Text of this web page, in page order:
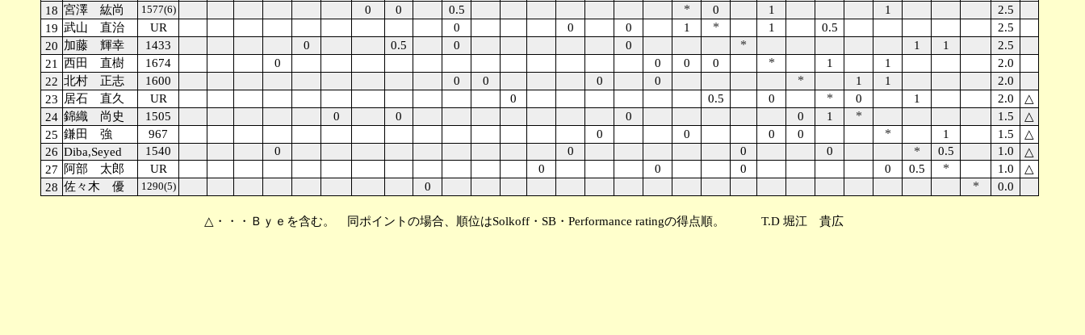
△・・・Ｂｙｅを含む。 同ポイントの場合、順位はSolkoff・SB・Performance ratingの得点順。 T.D 堀江 貴広
18 宮澤 紘尚 1577(6) 0 0 0.5 * 0 1 1
2.5
19 武山 直治 UR 0 0 0 1 * 1 0.5
2.5
20 加藤 輝幸 1433 0 0.5 0 0 * 1 1
2.5
21
西田 直樹 1674 0 0 0 0 * 1 1
2.0
22 北村 正志 1600 0 0 0 0 * 1 1
2.0
23
居石 直久 UR 0 0.5 0 * 0 1 2.0
△
24 錦織 尚史 1505 0 0 0 0 1 * 1.5
△
25 鎌田 強 967 0 0 0 0 * 1 1.5
△
26 Diba,Seyed 1540 0 0 0 0 * 0.5 1.0
△
27
阿部 太郎 UR 0 0 0 0 0.5 * 1.0
△
28 佐々木 優 1290(5) 0 * 0.0